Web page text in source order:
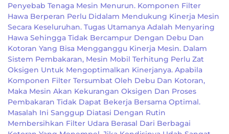
Penyebab Tenaga Mesin Menurun. Komponen Filter
Hawa Berperan Perlu Didalam Mendukung Kinerja Mesin
Secara Keseluruhan. Tugas Utamanya Adalah Menyaring
Hawa Sehingga Tidak Bercampur Dengan Debu Dan
Kotoran Yang Bisa Mengganggu Kinerja Mesin. Dalam
Sistem Pembakaran, Mesin Mobil Terhitung Perlu Zat
Oksigen Untuk Mengoptimalkan Kinerjanya. Apabila
Komponen Filter Tersumbat Oleh Debu Dan Kotoran,
Maka Mesin Akan Kekurangan Oksigen Dan Proses
Pembakaran Tidak Dapat Bekerja Bersama Optimal.
Masalah Ini Sanggup Diatasi Dengan Rutin
Membersihkan Filter Udara Berasal Dari Berbagai